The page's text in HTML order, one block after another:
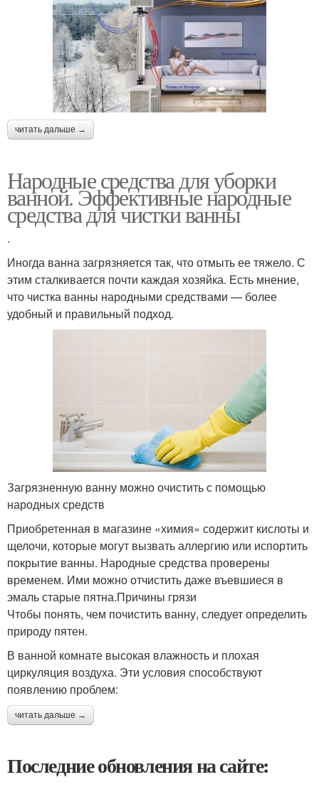
читать дальше →
Народные средства для уборки
ванной. Эффективные народные
средства для чистки ванны
.
Иногда ванна загрязняется так, что отмыть ее тяжело. С
этим сталкивается почти каждая хозяйка. Есть мнение,
что чистка ванны народными средствами — более
удобный и правильный подход.
Загрязненную ванну можно очистить с помощью
народных средств
Приобретенная в магазине «химия» содержит кислоты и
щелочи, которые могут вызвать аллергию или испортить
покрытие ванны. Народные средства проверены
временем. Ими можно отчистить даже въевшиеся в
эмаль старые пятна.Причины грязи
Чтобы понять, чем почистить ванну, следует определить
природу пятен.
В ванной комнате высокая влажность и плохая
циркуляция воздуха. Эти условия способствуют
появлению проблем:
читать дальше →
Последние обновления на сайте: